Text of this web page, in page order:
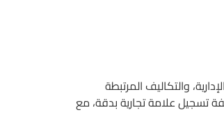
والتكاليف المرتبطة
تسجيل علامة تجارية بدقة، مع